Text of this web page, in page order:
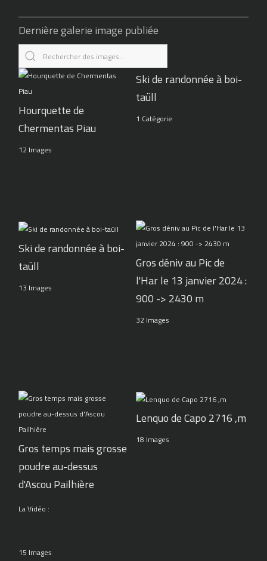
Dernière galerie image publiée
Hourquette de
Chermentas Piau
12 Images
Ski de randonnée à boi-
taüll
1 Catégorie
Ski de randonnée à boi-
taüll
13 Images
Gros déniv au Pic de
l'Har le 13 janvier 2024 :
900 -> 2430 m
32 Images
Gros temps mais grosse
poudre au-dessus
d'Ascou Pailhière
La Vidéo :
15 Images
Lenquo de Capo 2716 ,m
18 Images